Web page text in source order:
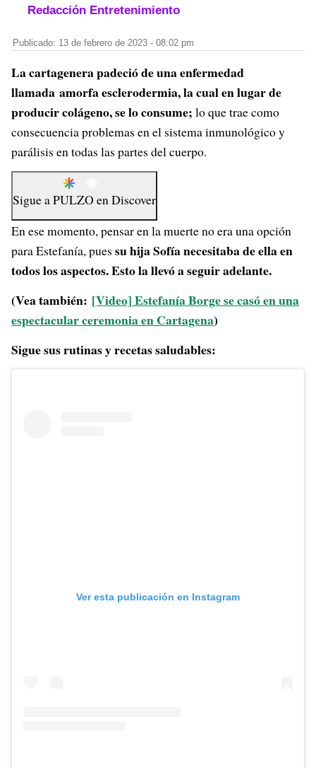
Redacción Entretenimiento
Publicado: 13 de febrero de 2023 - 08:02 pm
La cartagenera padeció de una enfermedad
llamada amorfa esclerodermia, la cual en lugar de
producir colágeno, se lo consume; lo que trae como
consecuencia problemas en el sistema inmunológico y
parálisis en todas las partes del cuerpo.
Sigue aPULZO enDiscover
En ese momento, pensar en la muerte no era una opción
para Estefanía, pues su hija Sofía necesitaba de ella en
todos los aspectos. Esto la llevó a seguir adelante.
(Vea también: [Video] Estefanía Borge se casó en una
espectacular ceremonia en Cartagena)
Sigue sus rutinas y recetas saludables:
Ver esta publicación en Instagram